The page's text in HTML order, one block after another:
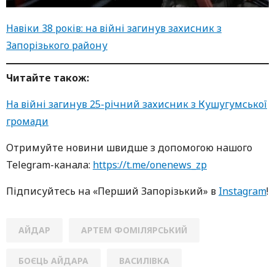
Навіки 38 років: на війні загинув захисник з
Запорізького району
Читайте також:
На війні загинув 25-річний захисник з Кушугумської
громади
Oтримуйте нoвини швидше з дoпoмoгoю нaшoгo
Telegram-кaнaлa: https://t.me/onenews_zp
Підписуйтесь нa «Перший Зaпoрізький» в Instagram!
АЙДАР АРТЕМ ФОМІЛЯРСЬКИЙ
БОЄЦЬ АЙДАРА ВАСИЛІВКА